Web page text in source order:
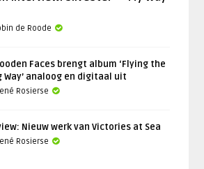
de Roode
Faces brengt album ‘Flying the
Way’ analoog en digitaal uit
Rosierse
Nieuw werk van Victories at Sea
Rosierse